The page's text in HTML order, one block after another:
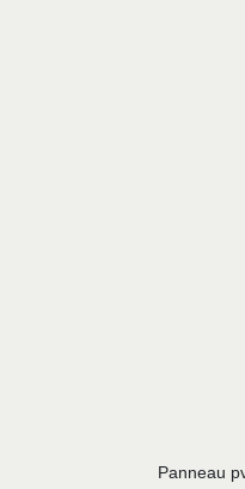
Panneau